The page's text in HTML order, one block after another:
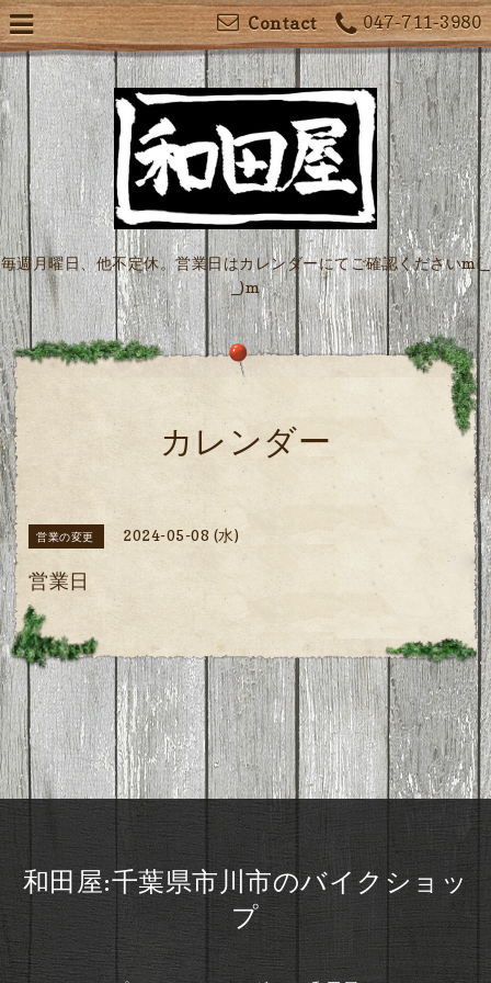
047-711-3980
Contact
毎週月曜日、他不定休。営業日はカレンダーにてご確認くださいm(_
_)m
カレンダー
営業の変更 2024-05-08 (水)
営業日
和田屋:千葉県市川市のバイクショッ
プ